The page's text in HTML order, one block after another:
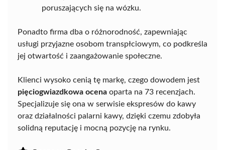
poruszających się na wózku.
Ponadto firma dba o różnorodność, zapewniając
usługi przyjazne osobom transpłciowym, co podkreśla
jej otwartość i zaangażowanie społeczne.
Klienci wysoko cenią tę markę, czego dowodem jest
pięciogwiazdkowa ocena oparta na 73 recenzjach.
Specjalizuje się ona w serwisie ekspresów do kawy
oraz działalności palarni kawy, dzięki czemu zdobyła
solidną reputację i mocną pozycję na rynku.